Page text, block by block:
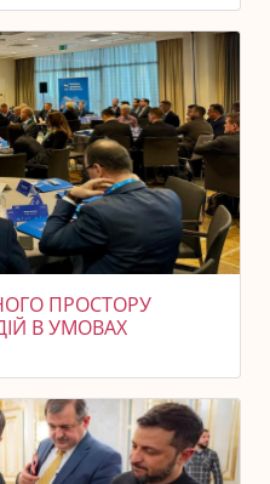
ПРОСТОРУ
В УМОВАХ